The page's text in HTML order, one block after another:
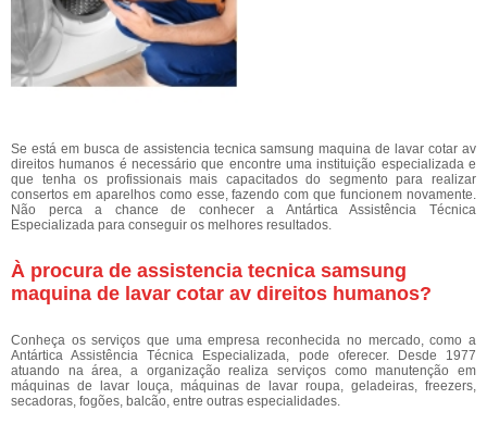
Se está em busca de assistencia tecnica samsung maquina de lavar cotar av
direitos humanos é necessário que encontre uma instituição especializada e
que tenha os profissionais mais capacitados do segmento para realizar
consertos em aparelhos como esse, fazendo com que funcionem novamente.
Não perca a chance de conhecer a Antártica Assistência Técnica
Especializada para conseguir os melhores resultados.
À procura de assistencia tecnica samsung
maquina de lavar cotar av direitos humanos?
Conheça os serviços que uma empresa reconhecida no mercado, como a
Antártica Assistência Técnica Especializada, pode oferecer. Desde 1977
atuando na área, a organização realiza serviços como manutenção em
máquinas de lavar louça, máquinas de lavar roupa, geladeiras, freezers,
secadoras, fogões, balcão, entre outras especialidades.